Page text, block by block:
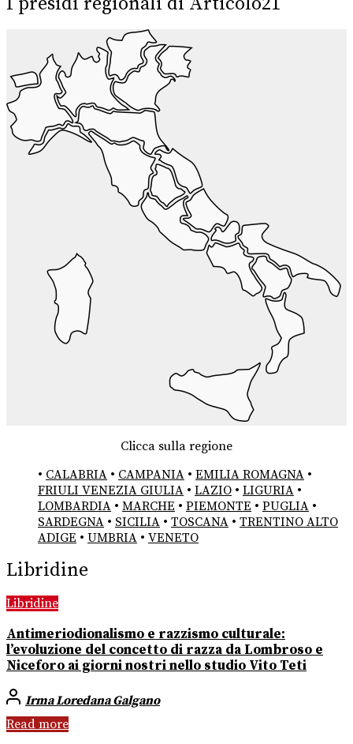
Clicca sulla regione
• CALABRIA • CAMPANIA • EMILIA ROMAGNA •
FRIULI VENEZIA GIULIA • LAZIO • LIGURIA •
LOMBARDIA • MARCHE • PIEMONTE • PUGLIA •
SARDEGNA • SICILIA • TOSCANA • TRENTINO ALTO
ADIGE • UMBRIA • VENETO
Libridine
Libridine
Antimeriodionalismo e razzismo culturale:
l’evoluzione del concetto di razza da Lombroso e
Niceforo ai giorni nostri nello studio Vito Teti
Irma Loredana Galgano
Read more